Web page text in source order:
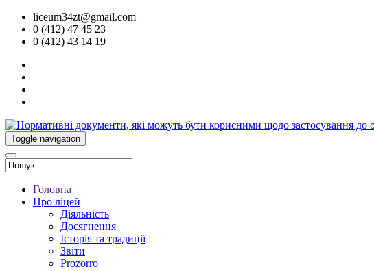
liceum34zt@gmail.com
0 (412) 47 45 23
0 (412) 43 14 19
Toggle navigation
Головна
Про ліцей
Діяльність
Досягнення
Історія та традиції
Звіти
Prozorro